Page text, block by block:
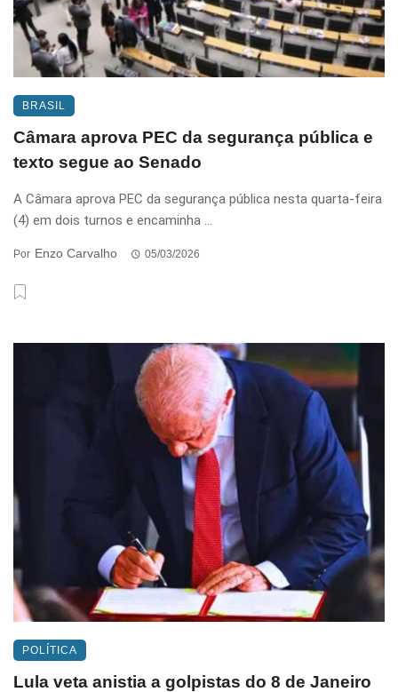
BRASIL
Câmara aprova PEC da segurança pública e
texto segue ao Senado
A Câmara aprova PEC da segurança pública nesta quarta-feira
(4) em dois turnos e encaminha ...
Por Enzo Carvalho 05/03/2026
POLÍTICA
Lula veta anistia a golpistas do 8 de Janeiro